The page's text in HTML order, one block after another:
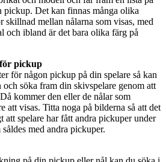
pickup. Det kan finnas många olika
skillnad mellan nålarna som visas, med
och ibland är det bara olika färg på
pickup
för någon pickup på din spelare så kan
söka fram din skivspelare genom att
kommer den eller de nålar som
att visas. Titta noga på bilderna så att det
att spelare har fått andra pickuper under
med andra pickuper.